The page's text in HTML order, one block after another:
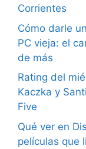
Corrientes
Cómo darle
PC vieja: el
de más
Rating del
Kaczka y
Five
Qué ver en
películas que